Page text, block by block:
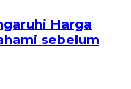
Harga
sebelum